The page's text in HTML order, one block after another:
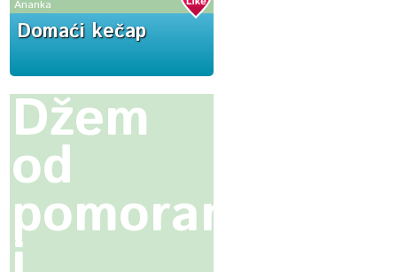
Ananka
Domaći kečap
Džem
od
pomorandže